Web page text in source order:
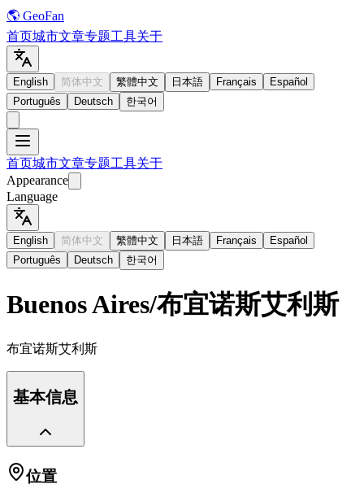
🌎 GeoFan
首页城市文章专题工具关于
English 简体中文 繁體中文 日本語 Français
Español
Português
Deutsch 한국어
首页城市文章专题工具关于
Appearance
Language
English 简体中文 繁體中文 日本語 Français
Español
Português
Deutsch 한국어
Buenos Aires/布宜诺斯艾利斯
布宜诺斯艾利斯
基本信息
位置